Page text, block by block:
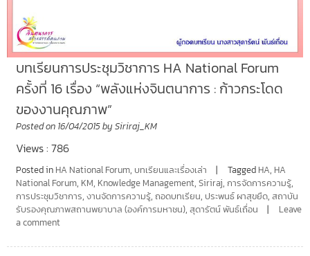
บทเรียนการประชุมวิชาการ HA National Forum
ครั้งที่ 16 เรื่อง “พลังแห่งจินตนาการ : ก้าวกระโดด
ของงานคุณภาพ”
Posted on 16/04/2015by Siriraj_KM
Views : 786
Posted in HA National Forum, บทเรียนและเรื่องเล่า Tagged HA, HA
National Forum, KM, Knowledge Management, Siriraj, การจัดการความรู้,
การประชุมวิชาการ, งานจัดการความรู้, ถอดบทเรียน, ประพนธ์ ผาสุขยืด, สถาบัน
รับรองคุณภาพสถานพยาบาล (องค์การมหาชน), สุดารัตน์ พันธ์เถื่อน
Leave
a comment